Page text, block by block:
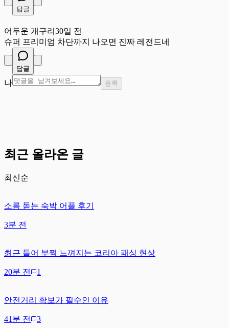
답글
어두운 개구리 30일 전
슈퍼 프리미엄 차단까지 나오면 진짜 레전드네
답글
나 등록
최근 올라온 글
최신순
소름 돋는 숙박 어플 후기
3분 전
최근 들어 부쩍 느껴지는 코리아 패싱 현상
20분 전 1
안전거리 확보가 필수인 이유
41분 전 3